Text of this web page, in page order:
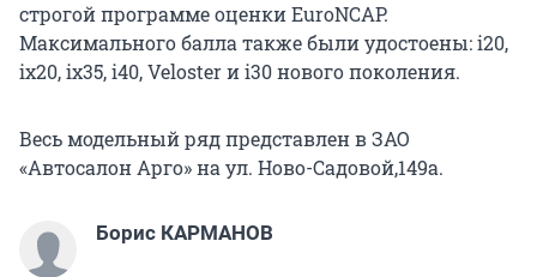
строгой программе оценки EuroNCAP.
Максимального балла также были удостоены: i20,
ix20, ix35, i40, Veloster и i30 нового поколения.
Весь модельный ряд представлен в ЗАО
«Автосалон Арго» на ул. Ново-Садовой,149а.
Борис КАРМАНОВ